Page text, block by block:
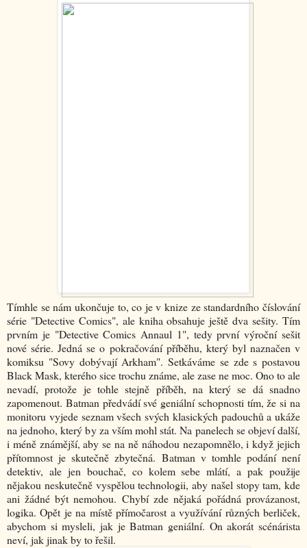
Tímhle se nám ukončuje to, co je v knize ze standardního číslování
série "Detective Comics", ale kniha obsahuje ještě dva sešity. Tím
prvním je "Detective Comics Annaul 1", tedy první výroční sešit
nové série. Jedná se o pokračování příběhu, který byl naznačen v
komiksu "Sovy dobývají Arkham". Setkáváme se zde s postavou
Black Mask, kterého sice trochu známe, ale zase ne moc. Ono to ale
nevadí, protože je tohle stejně příběh, na který se dá snadno
zapomenout. Batman předvádí své geniální schopnosti tím, že si na
monitoru vyjede seznam všech svých klasických padouchů a ukáže
na jednoho, který by za vším mohl stát. Na panelech se objeví další,
i méně známější, aby se na ně náhodou nezapomnělo, i když jejich
přítomnost je skutečně zbytečná. Batman v tomhle podání není
detektiv, ale jen bouchač, co kolem sebe mlátí, a pak použije
nějakou neskutečně vyspělou technologii, aby našel stopy tam, kde
ani žádné být nemohou. Chybí zde nějaká pořádná provázanost,
logika. Opět je na místě přímočarost a využívání různých berliček,
abychom si mysleli, jak je Batman geniální. On akorát scénárista
neví, jak jinak by to řešil.